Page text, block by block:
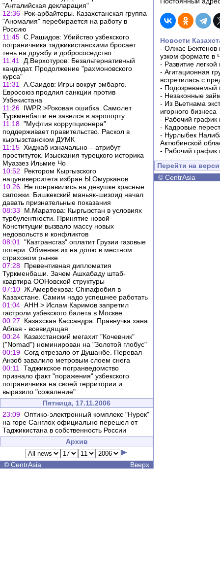
"Анталийская декларация"
12:36 Рок-арбайтеры. Казахстанская группа
"Аномалия" перебирается на работу в
Россию
11:45 С.Рашидов: Убийство узбекского
пограничника таджикистанскими бросает
тень на дружбу и добрососедство
11:41
Д.Верхотуров: Безальтернативный
кандидат. Продолжение "рахмоновского
курса"
11:31
А.Саидов: Игры вокруг эмбарго.
Евросоюз продлил санкции против
Узбекистана
11:26 IWPR >Роковая ошибка. Самолет
Туркменбаши не завелся в аэропорту
11:18 "Муфтия коррупционера"
поддерживает правительство. Раскол в
кыргызстанском ДУМК
11:15 Хиджаб изначально – атрибут
проституток. Изыскания турецкого историка
Муаззез Ильмие Чо
10:52
Ректором Кыргызского
нацуниверситета избран Ы.Омурканов
10:26 Не понравились на девушке красные
сапожки. Бишкекский маньяк-шизоид начал
давать признательные показания
08:33
М.Маратова: Кыргызстан в условиях
турбулентности. Принятие новой
Конституции вызвало массу новых
недовольств и конфликтов
08:01
"Казтрансгаз" оплатит Грузии газовые
потери. Обменяв их на долю в местном
страховом рынке
07:28 Превентивная дипломатия
Туркменбаши. Зачем Ашхабаду штаб-
квартира ООНовской структуры
07:10 Ж.Амербекова: Chinaфобия в
Казахстане. Самим надо успешнее работать
01:04 АНН > Ислам Каримов запретил
гастроли узбекского балета в Москве
00:27
Казахская Кассандра. Правнучка хана
Аблая - всевидящая
00:24 Казахстанский мегахит "Кочевник"
("Nomad") номинирован на "Золотой глобус"
00:19 Согд отрезало от Душанбе. Перевал
Анзоб завалило метровым слоем снега
00:11
Таджикское погранведомство
признало факт "поражения" узбекского
пограничника на своей территории и
выразило "сожаление"
Пятница, 17.11.2006
23:09 Оптико-элек­тронный комплекс "Нурек"
на горе Санглох официально перешел от
Таджикистана в собственность России
Архив
© CentrAsia Вверх
Новости
- Олжас Бектенов
узком формате в
- Развитие
- Агитационная
встретилась с
- Подозреваемый
- Незаконные
- Из Вьетнама
игорного бизнеса
- Рабочий график
- Кадровые
- Нурлыбек
Актюбинской
- Рабочий график
Перейти на
© CentrAsia